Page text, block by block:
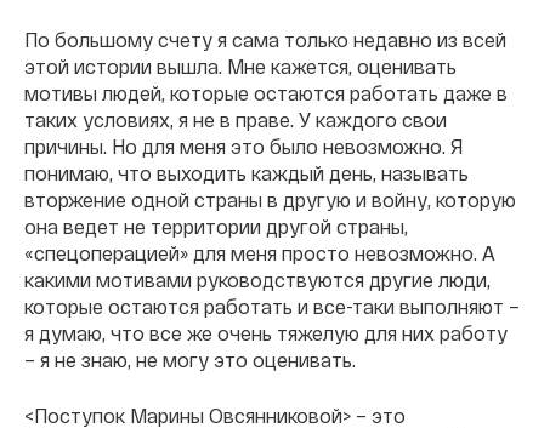
По большому счету я сама только недавно из всей
этой истории вышла. Мне кажется, оценивать
мотивы людей, которые остаются работать даже в
таких условиях, я не в праве. У каждого свои
причины. Но для меня это было невозможно. Я
понимаю, что выходить каждый день, называть
вторжение одной страны в другую и войну, которую
она ведет не территории другой страны,
«спецоперацией» для меня просто невозможно. А
какими мотивами руководствуются другие люди,
которые остаются работать и все-таки выполняют –
я думаю, что все же очень тяжелую для них работу
– я не знаю, не могу это оценивать.
<Поступок Марины Овсянниковой> – это